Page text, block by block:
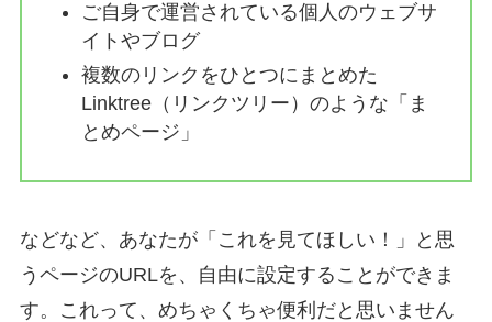
ご自身で運営されている個人のウェブサ
イトやブログ
複数のリンクをひとつにまとめた
Linktree（リンクツリー）のような「ま
とめページ」
などなど、あなたが「これを見てほしい！」と思
うページのURLを、自由に設定することができま
す。これって、めちゃくちゃ便利だと思いません